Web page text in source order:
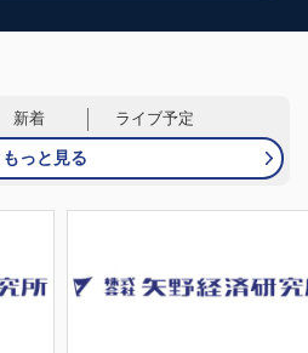
新着 ライブ予定
もっと見る